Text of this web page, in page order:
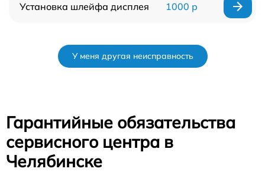
Установка шлейфа дисплея 1000 р
У меня другая неисправность
Гарантийные обязательства
сервисного центра в
Челябинске